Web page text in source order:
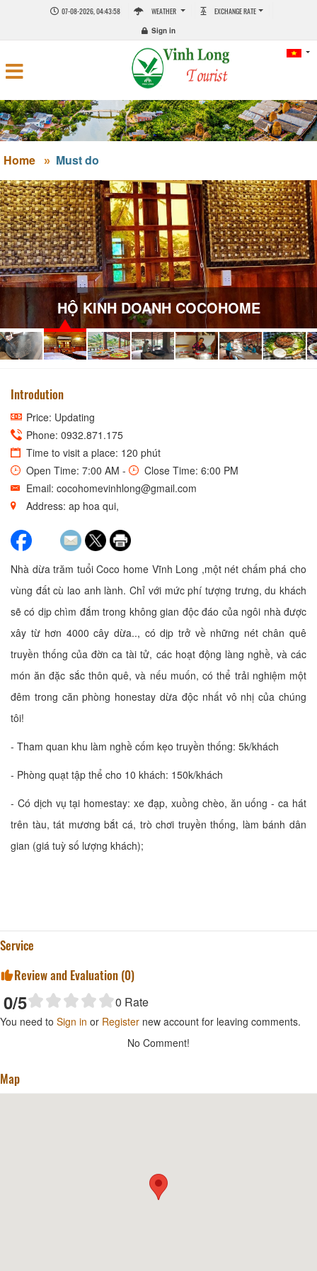
07-08-2026, 04:43:58 WEATHER EXCHANGE RATE
Sign in
Home Must do
HỘ KINH DOANH COCOHOME
Introdution
Price: Updating
Phone: 0932.871.175
Time to visit a place: 120 phút
Open Time: 7:00 AM -
Close Time: 6:00 PM
Email: cocohomevinhlong@gmail.com
Address: ap hoa qui,
Nhà dừa trăm tuổi Coco home Vĩnh Long ,một nét chấm phá cho
vùng đất cù lao anh lành. Chỉ với mức phí tượng trưng, du khách
sẽ có dịp chìm đắm trong không gian độc đáo của ngôi nhà được
xây từ hơn 4000 cây dừa.., có dịp trở về những nét chân quê
truyền thống của đờn ca tài tử, các hoạt động làng nghề, và các
món ăn đặc sắc thôn quê, và nếu muốn, có thể trải nghiệm một
đêm trong căn phòng honestay dừa độc nhất vô nhị của chúng
tôi!
- Tham quan khu làm nghề cốm kẹo truyền thống: 5k/khách
- Phòng quạt tập thể cho 10 khách: 150k/khách
- Có dịch vụ tại homestay: xe đạp, xuồng chèo, ăn uống - ca hát
trên tàu, tát mương bắt cá, trò chơi truyền thống, làm bánh dân
gian (giá tuỳ số lượng khách);
Service
Review and Evaluation (0)
0/5 0 Rate
You need to Sign in or Register new account for leaving comments.
No Comment!
Map